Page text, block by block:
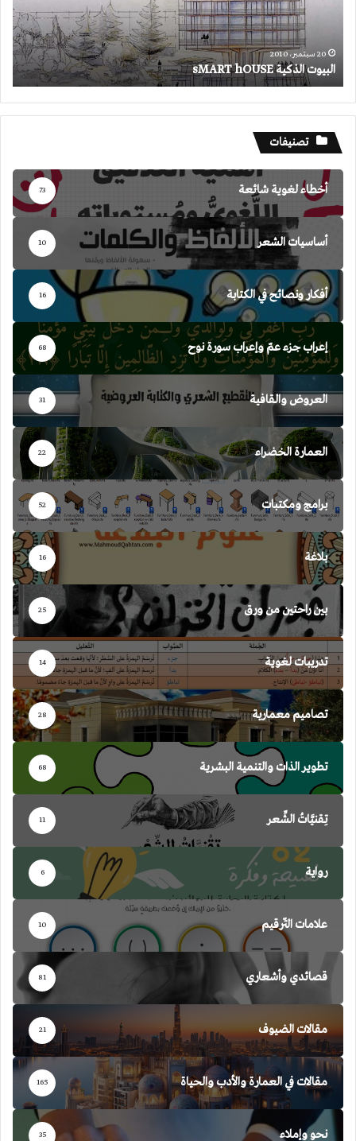
20 سبتمبر، 2010
البيوت الذكية sMART hOUSE
تصنيفات
أخطاء لغوية شائعة 73
أساسيات الشعر 10
أفكار ونصائح في الكتابة 16
إعراب جزء عمّ وإعراب سورة نوح 68
العروض والقافية 31
العمارة الخضراء 22
برامج ومكتبات 52
بلاغة 16
بين راحتين من ورق 25
تدريبات لغوية 14
تصاميم معمارية 28
تطوير الذات والتنمية البشرية 68
تِقنيَّاتُ الشِّعر 11
رواية 6
علامات التّرقيم 10
قصائدي وأشعاري 81
مقالات الضيوف 21
مقالات في العمارة والأدب والحياة 165
نحو وإملاء 35